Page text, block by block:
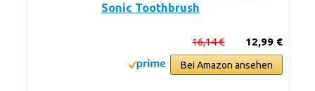
Sonic Toothbrush
12,99 €
16,14 €
Bei Amazon ansehen